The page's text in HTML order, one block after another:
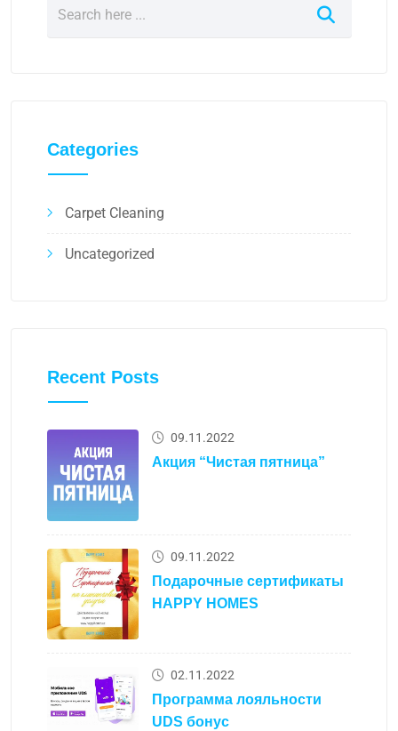
Categories
Carpet Cleaning
Uncategorized
Recent Posts
09.11.2022
Акция “Чистая пятница”
09.11.2022
Подарочные сертификаты
HAPPY HOMES
02.11.2022
Программа лояльности
UDS бонус